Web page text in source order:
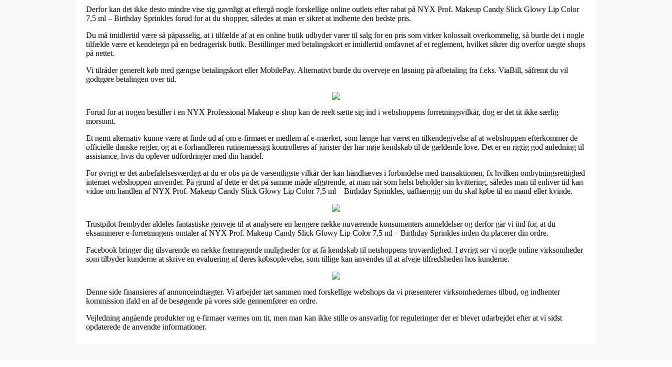
Derfor kan det ikke desto mindre vise sig gavnligt at eftergå nogle forskellige online outlets efter rabat på NYX Prof. Makeup Candy Slick Glowy Lip Color
7,5 ml – Birthday Sprinkles forud for at du shopper, således at man er sikret at indhente den bedste pris.
Du må imidlertid være så påpasselig, at i tilfælde af at en online butik udbyder varer til salg for en pris som virker kolossalt overkommelig, så burde det i nogle
tilfælde være et kendetegn på en bedragerisk butik. Bestillinger med betalingskort er imidlertid omfavnet af et reglement, hvilket sikrer dig overfor uægte shops
på nettet.
Vi tilråder generelt køb med gængse betalingskort eller MobilePay. Alternativt burde du overveje en løsning på afbetaling fra f.eks. ViaBill, såfremt du vil
godtgøre betalingen over tid.
Forud for at nogen bestiller i en NYX Professional Makeup e-shop kan de reelt sætte sig ind i webshoppens forretningsvilkår, dog er det tit ikke særlig
morsomt.
Et nemt alternativ kunne være at finde ud af om e-firmaet er medlem af e-mærket, som længe har været en tilkendegivelse af at webshoppen efterkommer de
officielle danske regler, og at e-forhandleren rutinemæssigt kontrolleres af jurister der har nøje kendskab til de gældende love. Det er en rigtig god anledning til
assistance, hvis du oplever udfordringer med din handel.
For øvrigt er det anbefalelsesværdigt at du er obs på de væsentligste vilkår der kan håndhæves i forbindelse med transaktionen, fx hvilken ombytningsrettighed
internet webshoppen anvender. På grund af dette er det på samme måde afgørende, at man når som helst beholder sin kvittering, således man til enhver tid kan
vidne om handlen af NYX Prof. Makeup Candy Slick Glowy Lip Color 7,5 ml – Birthday Sprinkles, uafhængig om du skal købe til en mand eller kvinde.
Trustpilot frembyder aldeles fantastiske genveje til at analysere en længere række nuværende konsumenters anmeldelser og derfor går vi ind for, at du
eksaminerer e-forretningens omtaler af NYX Prof. Makeup Candy Slick Glowy Lip Color 7,5 ml – Birthday Sprinkles inden du placerer din ordre.
Facebook bringer dig tilsvarende en række fremragende muligheder for at få kendskab til netshoppens troværdighed. I øvrigt ser vi nogle online virksomheder
som tilbyder kunderne at skrive en evaluering af deres købsoplevelse, som tillige kan anvendes til at afveje tilfredsheden hos kunderne.
Denne side finansieres af annonceindtægter. Vi arbejder tæt sammen med forskellige webshops da vi præsenterer virksomhedernes tilbud, og indhenter
kommission ifald en af de besøgende på vores side gennemfører en ordre.
Vejledning angående produkter og e-firmaer værnes om tit, men man kan ikke stille os ansvarlig for reguleringer der er blevet udarbejdet efter at vi sidst
opdaterede de anvendte informationer.